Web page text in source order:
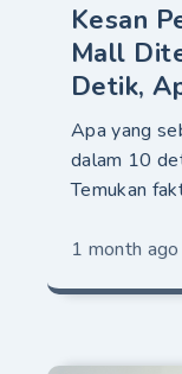
Kesan
Mall
Detik,
Apa yang
dalam 10
Temukan
1 month